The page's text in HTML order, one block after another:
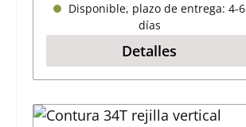
Disponible, plazo de entrega: 4-6
días
Detalles